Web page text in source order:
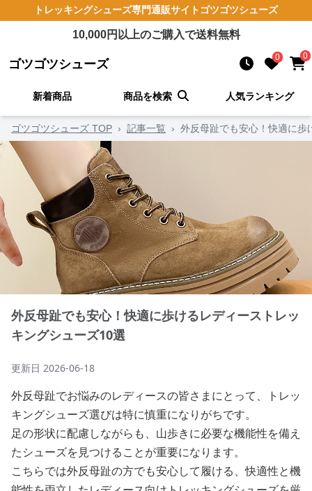
トレッキングシューズ専門通販サイト ゴツゴツシューズ
10,000円以上のご購入で送料無料
ゴツゴツシューズ 0 0
新着商品 商品を検索 人気ランキング
ゴツゴツシューズ TOP › 記事一覧 › 外反母趾でも安心！快適に歩
外反母趾でも安心！快適に歩けるレディーストレッ
キングシューズ10選
更新日 2026-06-18
外反母趾でお悩みのレディースの皆さまにとって、トレッ
キングシューズ選びは特に慎重になりがちです。
足の形状に配慮しながらも、山歩きに必要な機能性を備え
たシューズを見つけることが重要になります。
こちらでは外反母趾の方でも安心して履ける、快適性と機